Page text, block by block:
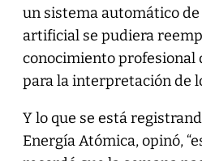
un sistema automático
artificial se pudiera
conocimiento profesional
para la interpretación de
Y lo que se está
Energía Atómica, opinó,